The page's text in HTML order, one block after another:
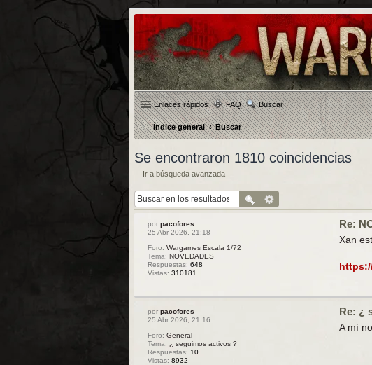
Enlaces rápidos FAQ Buscar
Índice general Buscar
Se encontraron 1810 coincidencias
Ir a búsqueda avanzada
por pacofores
25 Abr 2026, 21:18
Foro: Wargames Escala 1/72
Tema: NOVEDADES
Respuestas: 648
Vistas: 310181
Re:
Xan
por pacofores
25 Abr 2026, 21:16
Foro: General
Tema: ¿ seguimos activos ?
Respuestas: 10
Vistas: 8932
Re: ¿
A mí